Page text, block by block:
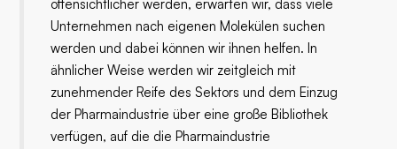
offensichtlicher werden, erwarten wir, dass viele
Unternehmen nach eigenen Molekülen suchen
werden und dabei können wir ihnen helfen. In
ähnlicher Weise werden wir zeitgleich mit
zunehmender Reife des Sektors und dem Einzug
der Pharmaindustrie über eine große Bibliothek
verfügen, auf die die Pharmaindustrie